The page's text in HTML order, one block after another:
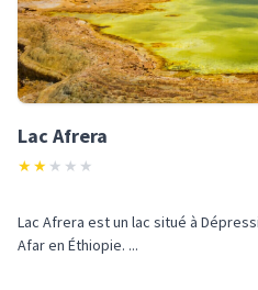
Lac Afrera
★★ ★ ★ ★
Lac Afrera est un lac situé à
Afar en Éthiopie. ...